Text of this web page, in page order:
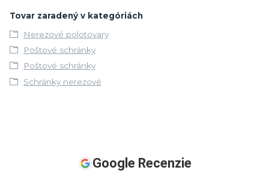
Tovar zaradený v kategóriách
Nerezové polotovary
Poštové schránky
Poštové schránky
Schránky nerezové
Google Recenzie